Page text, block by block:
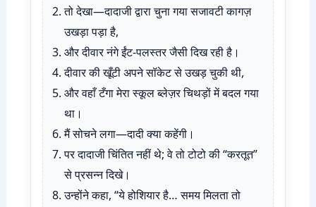
तो देखा—दादाजी द्वारा चुना गया सजावटी कागज़
उखड़ा पड़ा है,
और दीवार नंगे ईंट-पलस्तर जैसी दिख रही है।
दीवार की खूँटी अपने सॉकेट से उखड़ चुकी थी,
और वहाँ टँगा मेरा स्कूल ब्लेज़र चिथड़ों में बदल गया
था।
मैं सोचने लगा—दादी क्या कहेंगी।
पर दादाजी चिंतित नहीं थे; वे तो टोटो की “करतूत”
से प्रसन्न दिखे।
उन्होंने कहा, “ये होशियार है… समय मिलता तो